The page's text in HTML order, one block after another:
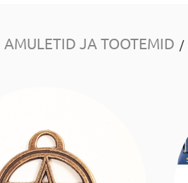
AMULETID JA TOOTEMID /